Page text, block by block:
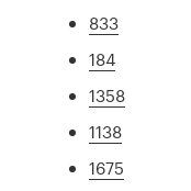
833
184
1358
1138
1675